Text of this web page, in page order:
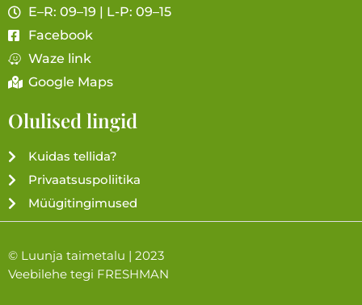
E–R: 09–19 | L-P: 09–15
Facebook
Waze link
Google Maps
Olulised lingid
Kuidas tellida?
Privaatsuspoliitika
Müügitingimused
© Luunja taimetalu | 2023
Veebilehe tegi FRESHMAN